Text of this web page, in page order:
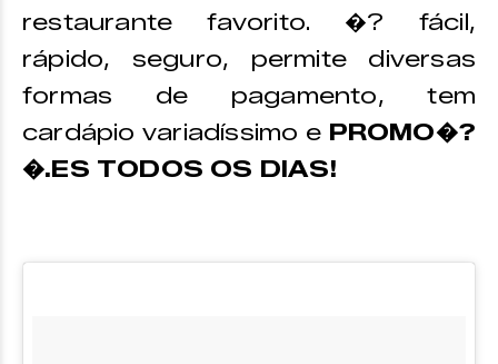
restaurante favorito. �? fácil,
rápido, seguro, permite diversas
formas de pagamento, tem
cardápio variadíssimo e PROMO�?
�.ES TODOS OS DIAS!